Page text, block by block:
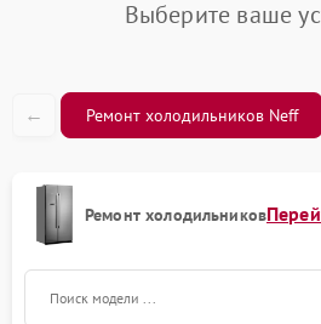
системыВыберите ваше
← Ремонт холодильников Neff
Ремонт холодильников